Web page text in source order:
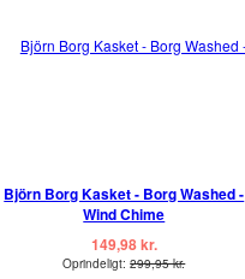
Björn Borg Kasket - Borg Washed -
Wind Chime
149,98 kr.
Oprindeligt:299,95 kr.